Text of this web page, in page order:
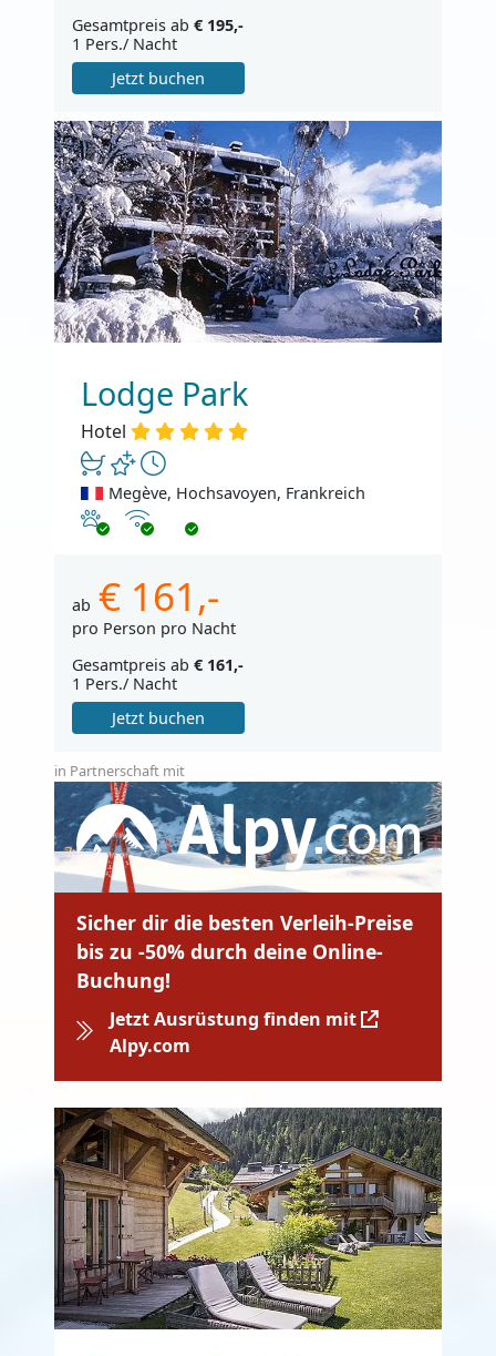
Gesamtpreis ab € 195,-
1 Pers./ Nacht
Jetzt buchen
Lodge Park
Hotel
Megève, Hochsavoyen, Frankreich
Haustiere erlaubt
Internet
ab € 161,-
pro Person pro Nacht
Gesamtpreis ab € 161,-
1 Pers./ Nacht
Jetzt buchen
in Partnerschaft mit
Sicher dir die besten Verleih-Preise
bis zu -50% durch deine Online-
Buchung!
Jetzt Ausrüstung finden mit
Alpy.com